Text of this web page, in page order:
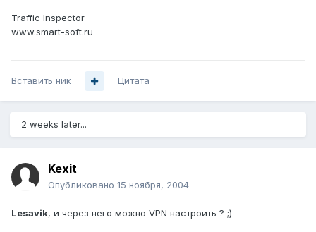
Traffic Inspector
www.smart-soft.ru
Вставить ник Цитата
2 weeks later...
Kexit
Опубликовано 15 ноября, 2004
Lesavik, и через него можно VPN настроить ? ;)